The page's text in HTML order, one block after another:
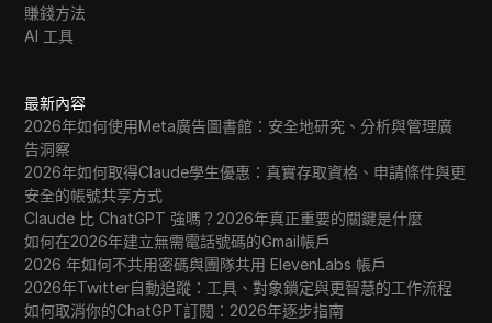
賺錢方法
AI 工具
最新內容
2026年如何使用Meta廣告圖書館：安全地研究、分析與管理廣
告洞察
2026年如何取得Claude學生優惠：真實存取資格、申請條件與更
安全的帳號共享方式
Claude 比 ChatGPT 強嗎？2026年真正重要的關鍵是什麼
如何在2026年建立無需電話號碼的Gmail帳戶
2026 年如何不共用密碼與團隊共用 ElevenLabs 帳戶
2026年Twitter自動追蹤：工具、對象鎖定與更智慧的工作流程
如何取消你的ChatGPT訂閱：2026年逐步指南